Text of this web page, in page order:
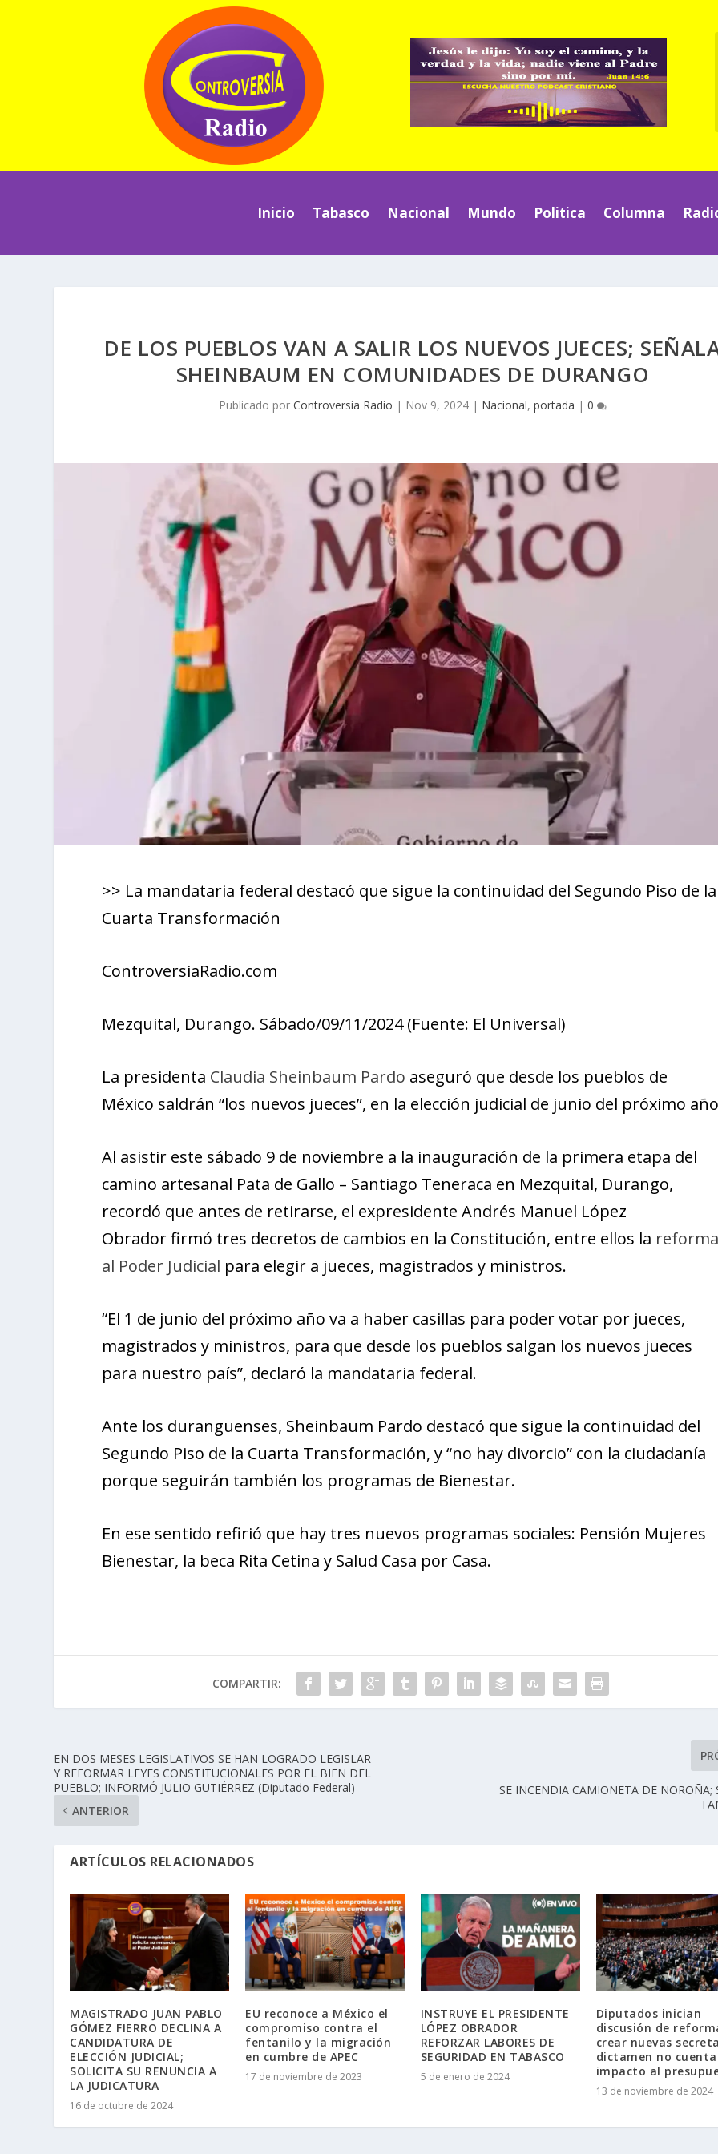
Inicio Tabasco Nacional Mundo Politica Columna
DE LOS PUEBLOS VAN A SALIR LOS NUEVOS JUECES;
SHEINBAUM EN COMUNIDADES DE DURANGO
Publicado por Controversia Radio | Nov 9, 2024| Nacional, portada | 0
>> La mandataria federal destacó que sigue la continuidad del Segundo Piso de la
Cuarta Transformación
ControversiaRadio.com
Mezquital, Durango. Sábado/09/11/2024 (Fuente: El Universal)
La presidenta Claudia Sheinbaum Pardo aseguró que desde los pueblos de
México saldrán “los nuevos jueces”, en la elección judicial de junio del próximo
Al asistir este sábado 9 de noviembre a la inauguración de la primera etapa del
camino artesanal Pata de Gallo – Santiago Teneraca en Mezquital, Durango,
recordó que antes de retirarse, el expresidente Andrés Manuel López
Obrador firmó tres decretos de cambios en la Constitución, entre ellos la
al Poder Judicial para elegir a jueces, magistrados y ministros.
“El 1 de junio del próximo año va a haber casillas para poder votar por jueces,
magistrados y ministros, para que desde los pueblos salgan los nuevos jueces
para nuestro país”, declaró la mandataria federal.
Ante los duranguenses, Sheinbaum Pardo destacó que sigue la continuidad del
Segundo Piso de la Cuarta Transformación, y “no hay divorcio” con la ciudadanía
porque seguirán también los programas de Bienestar.
En ese sentido refirió que hay tres nuevos programas sociales: Pensión Mujeres
Bienestar, la beca Rita Cetina y Salud Casa por Casa.
COMPARTIR:
EN DOS MESES LEGISLATIVOS SE HAN LOGRADO LEGISLAR
Y REFORMAR LEYES CONSTITUCIONALES POR EL BIEN DEL
PUEBLO; INFORMÓ JULIO GUTIÉRREZ (Diputado Federal)
ANTERIOR
SE INCENDIA CAMIONETA DE NOROÑA;
ARTÍCULOS RELACIONADOS
MAGISTRADO JUAN PABLO
GÓMEZ FIERRO DECLINA A
CANDIDATURA DE
ELECCIÓN JUDICIAL;
SOLICITA SU RENUNCIA A
LA JUDICATURA
16 de octubre de 2024
EU reconoce a México el
compromiso contra el
fentanilo y la migración
en cumbre de APEC
17 de noviembre de 2023
INSTRUYE EL PRESIDENTE
LÓPEZ OBRADOR
REFORZAR LABORES DE
SEGURIDAD EN TABASCO
5 de enero de 2024
Diputados inician
discusión de
crear nuevas
dictamen no
impacto al
13 de noviembre de 2024